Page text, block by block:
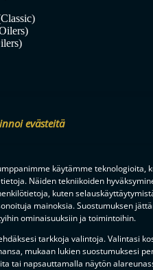
evästeitä
käytämme teknologioita,
Näiden tekniikoiden
kuten
mainoksia. Suostumuksen
ominaisuuksiin ja toimintoihin.
tarkkoja valintoja. Valintasi
mukaan lukien suostumuksesi
tai napsauttamalla näytön